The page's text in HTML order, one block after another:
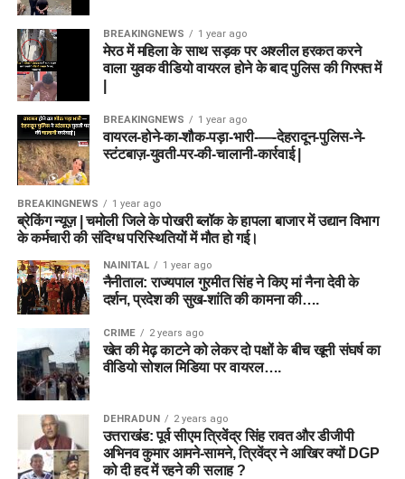
BREAKINGNEWS 1 year ago
मेरठ में महिला के साथ सड़क पर अश्लील हरकत करने
वाला युवक वीडियो वायरल होने के बाद पुलिस की गिरफ्त में
BREAKINGNEWS 1 year ago
वायरल-होने-का-शौक-पड़ा-भारी-—-देहरादून-पुलिस-ने-
स्टंटबाज़-युवती-पर-की-चालानी-कार्रवाई |
BREAKINGNEWS 1 year ago
ब्रेकिंग न्यूज़ | चमोली जिले के पोखरी ब्लॉक के हापला बाजार में उद्यान विभाग
के कर्मचारी की संदिग्ध परिस्थितियों में मौत हो गई।
NAINITAL 1 year ago
नैनीताल: राज्यपाल गुरमीत सिंह ने किए मां नैना देवी के
दर्शन, प्रदेश की सुख-शांति की कामना की….
CRIME 2 years ago
खेत की मेढ़ काटने को लेकर दो पक्षों के बीच खूनी संघर्ष का
वीडियो सोशल मिडिया पर वायरल….
DEHRADUN 2 years ago
उत्तराखंड: पूर्व सीएम त्रिवेंद्र सिंह रावत और डीजीपी
अभिनव कुमार आमने-सामने, त्रिवेंद्र ने आखिर क्यों DGP
को दी हद में रहने की सलाह ?